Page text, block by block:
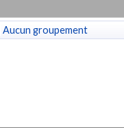
Aucun groupement